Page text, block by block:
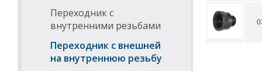
Переходник с
внутренними резьбами
Переходник с внешней
на внутреннюю резьбу